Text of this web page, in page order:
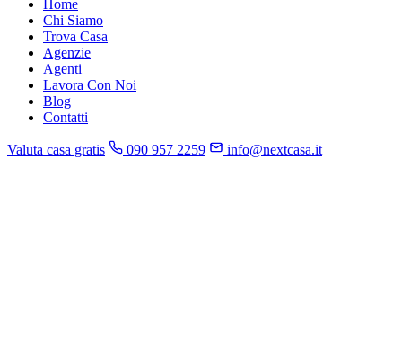
Home
Chi Siamo
Trova Casa
Agenzie
Agenti
Lavora Con Noi
Blog
Contatti
Valuta casa gratis 090 957 2259 info@nextcasa.it